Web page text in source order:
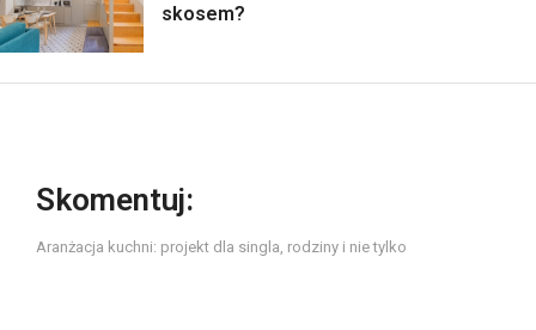
skosem?
Skomentuj:
Aranżacja kuchni: projekt dla singla, rodziny i nie tylko